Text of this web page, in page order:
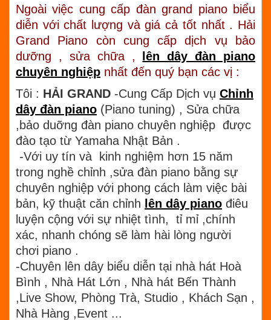
Ngoài việc cung cấp đàn grand piano biểu
diễn với chất lượng và giá cả tốt nhất . Hải
Grand Piano còn cung cấp dịch vụ bảo
dưỡng , sửa chữa ,
lên dây đàn piano
chuyên nghiệp nhất đến quý bạn các vị :
Tôi : HẢI GRAND -Cung Cấp Dịch vụ Chỉnh
dây đàn piano (Piano tuning) , Sửa chữa
,bảo duỡng đàn piano chuyên nghiệp được
đào tạo từ Yamaha Nhật Bản .
-Với uy tín và kinh nghiệm hơn 15 năm
trong nghề chỉnh ,sửa đàn piano bằng sự
chuyên nghiệp với phong cách làm việc bài
bản, kỹ thuật căn chỉnh lên dây piano điêu
luyện cộng với sự nhiệt tình, tỉ mỉ ,chính
xác, nhanh chóng sẽ làm hài lòng người
chơi piano .
-Chuyên lên dây biểu diễn tại nhà hát Hoà
Bình , Nhà Hát Lớn , Nhà hát Bến Thành
,Live Show, Phòng Trà, Studio , Khách Sạn ,
Nhà Hàng ,Event ...